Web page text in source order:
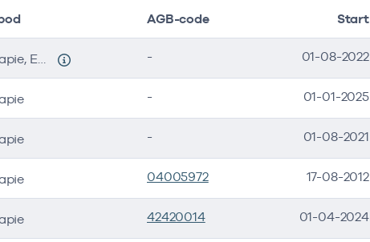
AGB-code Start
Ergotherapie, Ergotherapie - 01-08-2022
- 01-01-2025
- 01-08-2021
04005972 17-08-2012
42420014 01-04-2024